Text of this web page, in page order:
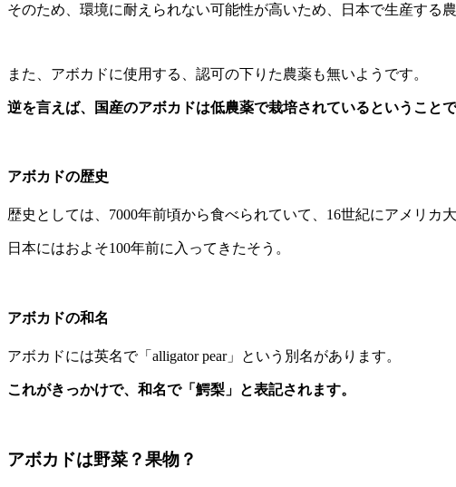
そのため、環境に耐えられない可能性が高いため、日本で生産する
また、アボカドに使用する、認可の下りた農薬も無いようです。
逆を言えば、国産のアボカドは低農薬で栽培されているということで
アボカドの歴史
歴史としては、7000年前頃から食べられていて、16世紀にアメリカ
日本にはおよそ100年前に入ってきたそう。
アボカドの和名
アボカドには英名で「alligator pear」という別名があります。
これがきっかけで、和名で「鰐梨」と表記されます。
アボカドは野菜？果物？